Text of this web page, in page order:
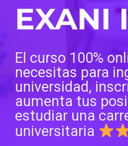
EXANI
El curso 100%
necesitas para
universidad,
aumenta tus
estudiar una
universitaria